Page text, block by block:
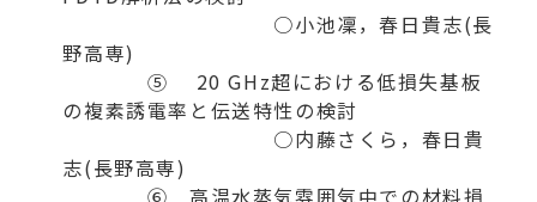
○小池凜，春日貴志(長
野高専)
⑤ 20 GHz超における低損失基板
の複素誘電率と伝送特性の検討
○内藤さくら，春日貴
志(長野高専)
⑥ 高温水蒸気雰囲気中での材料損